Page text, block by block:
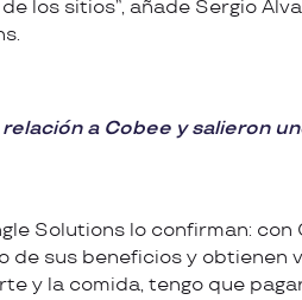
los sitios”, añade Sergio
a Cobee y salieron
Solutions lo confirman: con
sus beneficios y obtienen
y la comida, tengo que